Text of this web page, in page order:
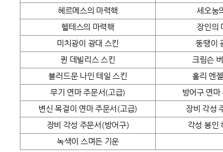
헤르메스의 마력핵
세오눔
헬테스의 마력핵
장인의
미치광이 광대 스킨
뚱땡이
퀸 데빌리스 스킨
크림슨
블러드문 나인 테일 스킨
홀리 엔
무기 연마 주문서(고급)
방어구 연
변신 목걸이 연마 주문서(고급)
장비 각성
장비 각성 주문서(방어구)
각성 봉인
녹색이 스며든 기운